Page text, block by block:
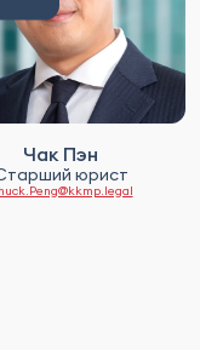
Чак Пэн
юрист